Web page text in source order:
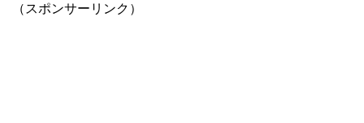
（スポンサーリンク）